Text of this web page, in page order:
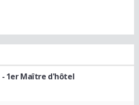
- 1er Maître d'hôtel